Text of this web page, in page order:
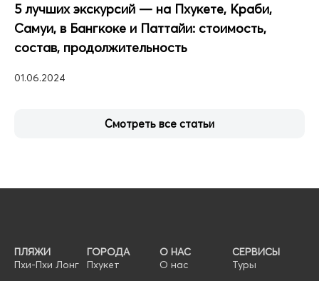
5 лучших экскурсий — на Пхукете, Краби,
Самуи, в Бангкоке и Паттайи: стоимость,
состав, продолжительность
01.06.2024
Смотреть все статьи
ПЛЯЖИ
Пхи-Пхи Лонг
ГОРОДА
Пхукет
О НАС
О нас
СЕРВИСЫ
Туры